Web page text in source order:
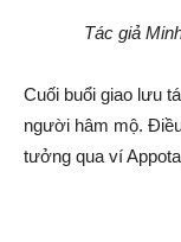
Tác giả
Cuối buổi giao lưu
người hâm mộ.
tưởng qua ví